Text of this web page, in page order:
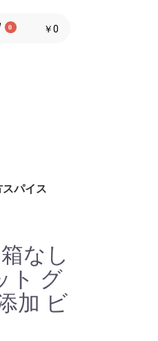
0 ￥0
スパイス
なし
ト グ
加 ビ